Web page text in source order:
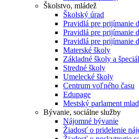
Školstvo, mládež
Školský úrad
Pravidlá pre prijímanie
Pravidlá pre prijímanie
Pravidlá pre prijímanie
Materské školy
Základné školy a
Stredné školy
Umelecké školy
Centrum voľného času
Edupage
Mestský parlament
Bývanie, sociálne služby
Nájomné bývanie
Žiadosť o pridelenie